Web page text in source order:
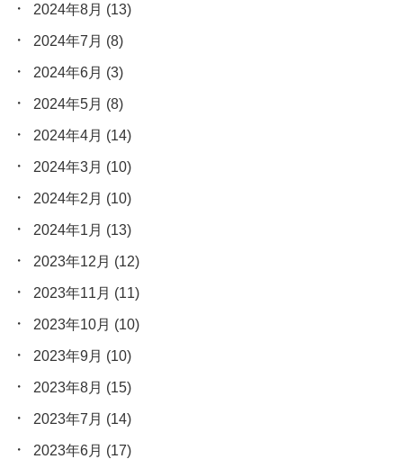
2024年8月 (13)
2024年7月 (8)
2024年6月 (3)
2024年5月 (8)
2024年4月 (14)
2024年3月 (10)
2024年2月 (10)
2024年1月 (13)
2023年12月 (12)
2023年11月 (11)
2023年10月 (10)
2023年9月 (10)
2023年8月 (15)
2023年7月 (14)
2023年6月 (17)